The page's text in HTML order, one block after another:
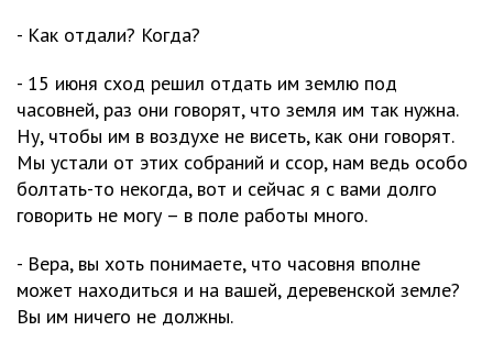
- Как отдали? Когда?
- 15 июня сход решил отдать им землю под
часовней, раз они говорят, что земля им так нужна.
Ну, чтобы им в воздухе не висеть, как они говорят.
Мы устали от этих собраний и ссор, нам ведь особо
болтать-то некогда, вот и сейчас я с вами долго
говорить не могу – в поле работы много.
- Вера, вы хоть понимаете, что часовня вполне
может находиться и на вашей, деревенской земле?
Вы им ничего не должны.